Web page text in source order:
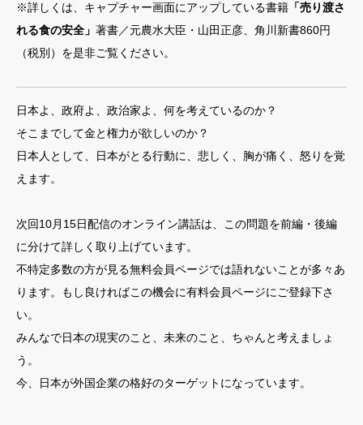
※詳しくは、キャプチャー画面にアップしている書籍 「売り渡さ
れる食の安全」 著書／元農水大臣・山田正彦、角川新書860円
（税別）を是非ご覧ください。
日本よ、政府よ、政治家よ、何を考えているのか？
そこまでして金と権力が欲しいのか？
日本人として、日本がとる行動に、悲しく、胸が痛く、怒りを覚
えます。
次回10月15日配信のオンライン講話は、この問題を前編・後編
に分けて詳しく取り上げています。
不特定多数の方が見る無料会員ページでは語れないことが多々あ
ります。もし良ければこの機会に有料会員ページにご登録下さ
い。
みんなで日本の現実のこと、未来のこと、ちゃんと考えましょ
う。
今、日本が外国企業の格好のターゲットになっています。